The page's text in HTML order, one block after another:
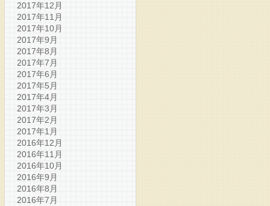
2017年12月
2017年11月
2017年10月
2017年9月
2017年8月
2017年7月
2017年6月
2017年5月
2017年4月
2017年3月
2017年2月
2017年1月
2016年12月
2016年11月
2016年10月
2016年9月
2016年8月
2016年7月